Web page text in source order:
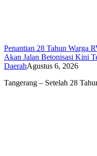
Penantian 28 Tahun Warga
Akan Jalan Betonisasi Kini
DaerahAgustus 6, 2026
Tangerang – Setelah 28